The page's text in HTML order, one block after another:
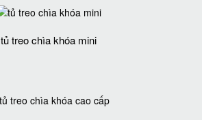
tủ treo chìa khóa mini